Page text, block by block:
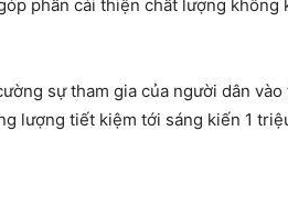
phần cải thiện chất lượng không
sự tham gia của người dân
lượng tiết kiệm tới sáng kiến 1